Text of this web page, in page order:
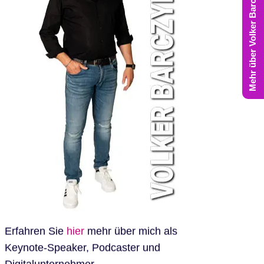
Erfahren Sie hiermehr über mich als
Keynote-Speaker, Podcaster und
Mehr über Volker Barczynski